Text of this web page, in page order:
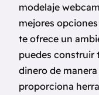
modelaje
mejores
te ofrece un
puedes construir
dinero de
proporciona